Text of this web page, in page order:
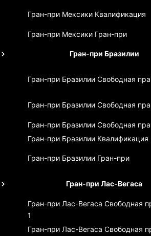
Гран-при Мексики Квалификация
Гран-при Мексики Гран-при
Гран-при Бразилии
Гран-при Бразилии Свободная
Гран-при Бразилии Свободная
Гран-при Бразилии Свободная
Гран-при Бразилии Квалификация
Гран-при Бразилии Гран-при
Гран-при Лас-Вегаса
Гран-при Лас-Вегаса Свободная
1
Гран-при Лас-Вегаса Свободная